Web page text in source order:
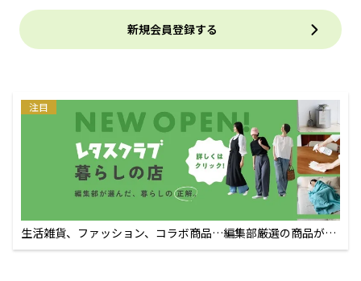
新規会員登録する
注目
生活雑貨、ファッション、コラボ商品…編集部厳選の商品が買
えるECサイト